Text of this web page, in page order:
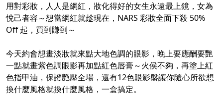
用對彩妝，人人是網紅，妝化得好的女生永遠最上鏡，女為
悅己者容～想當網紅就趁現在，NARS 彩妝全面下殺 50%
Off 起，買到賺到～
今天約會想畫淡妝就來點大地色調的眼影，晚上要應酬要艷
一點就畫紫色調眼影再加點紅色唇膏～火侯不夠，再塗上紅
色指甲油，保證艷壓全場，還有12色眼影盤讓你隨心所欲想
換什麼風格就換什麼風格，一盒搞定。